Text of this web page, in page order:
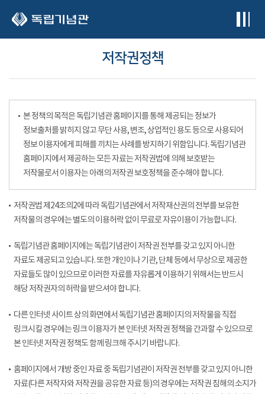
저작권정책
본 정책의 목적은 독립기념관 홈페이지를 통해 제공되는 정보가
정보출처를 밝히지 않고 무단 사용, 변조, 상업적인 용도 등으로 사용되어
정보 이용자에게 피해를 끼치는 사례를 방지하기 위함입니다. 독립기념관
홈페이지에서 제공하는 모든 자료는 저작권법에 의해 보호받는
저작물로서 이용자는 아래의 저작권 보호정책을 준수해야 합니다.
저작권법 제24조의2에 따라 독립기념관에서 저작재산권의 전부를 보유한
저작물의 경우에는 별도의 이용허락 없이 무료로 자유이용이 가능합니다.
독립기념관 홈페이지에는 독립기념관이 저작권 전부를 갖고 있지 아니한
자료도 제공되고 있습니다. 또한 개인이나 기관, 단체 등에서 무상으로 제공한
자료들도 많이 있으므로 이러한 자료를 자유롭게 이용하기 위해서는 반드시
해당 저작권자의 허락을 받으셔야 합니다.
다른 인터넷 사이트 상의 화면에서 독립기념관 홈페이지의 저작물을 직접
링크시킬 경우에는 링크 이용자가 본 인터넷 저작권 정책을 간과할 수 있으므로
본 인터넷 저작권 정책도 함께 링크해 주시기 바랍니다.
홈페이지에서 개방 중인 자료 중 독립기념관이 저작권 전부를 갖고 있지 아니한
자료(다른 저작자와 저작권을 공유한 자료 등)의 경우에는 저작권 침해의 소지가